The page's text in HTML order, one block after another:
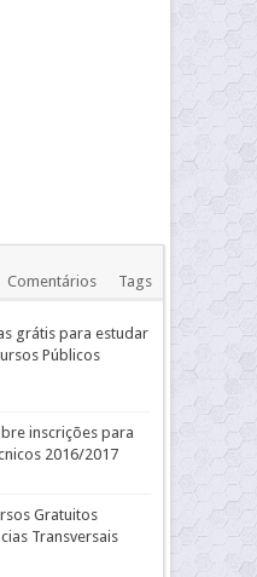
Comentários Tags
grátis para estudar
Públicos
inscrições para
2016/2017
Gratuitos
Transversais